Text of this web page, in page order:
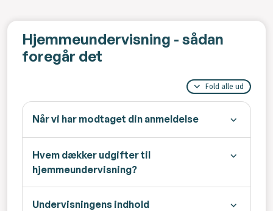
Hjemmeundervisning - sådan
foregår det
Fold alle ud
Når vi har modtaget din anmeldelse
Hvem dækker udgifter til
hjemmeundervisning?
Undervisningens indhold